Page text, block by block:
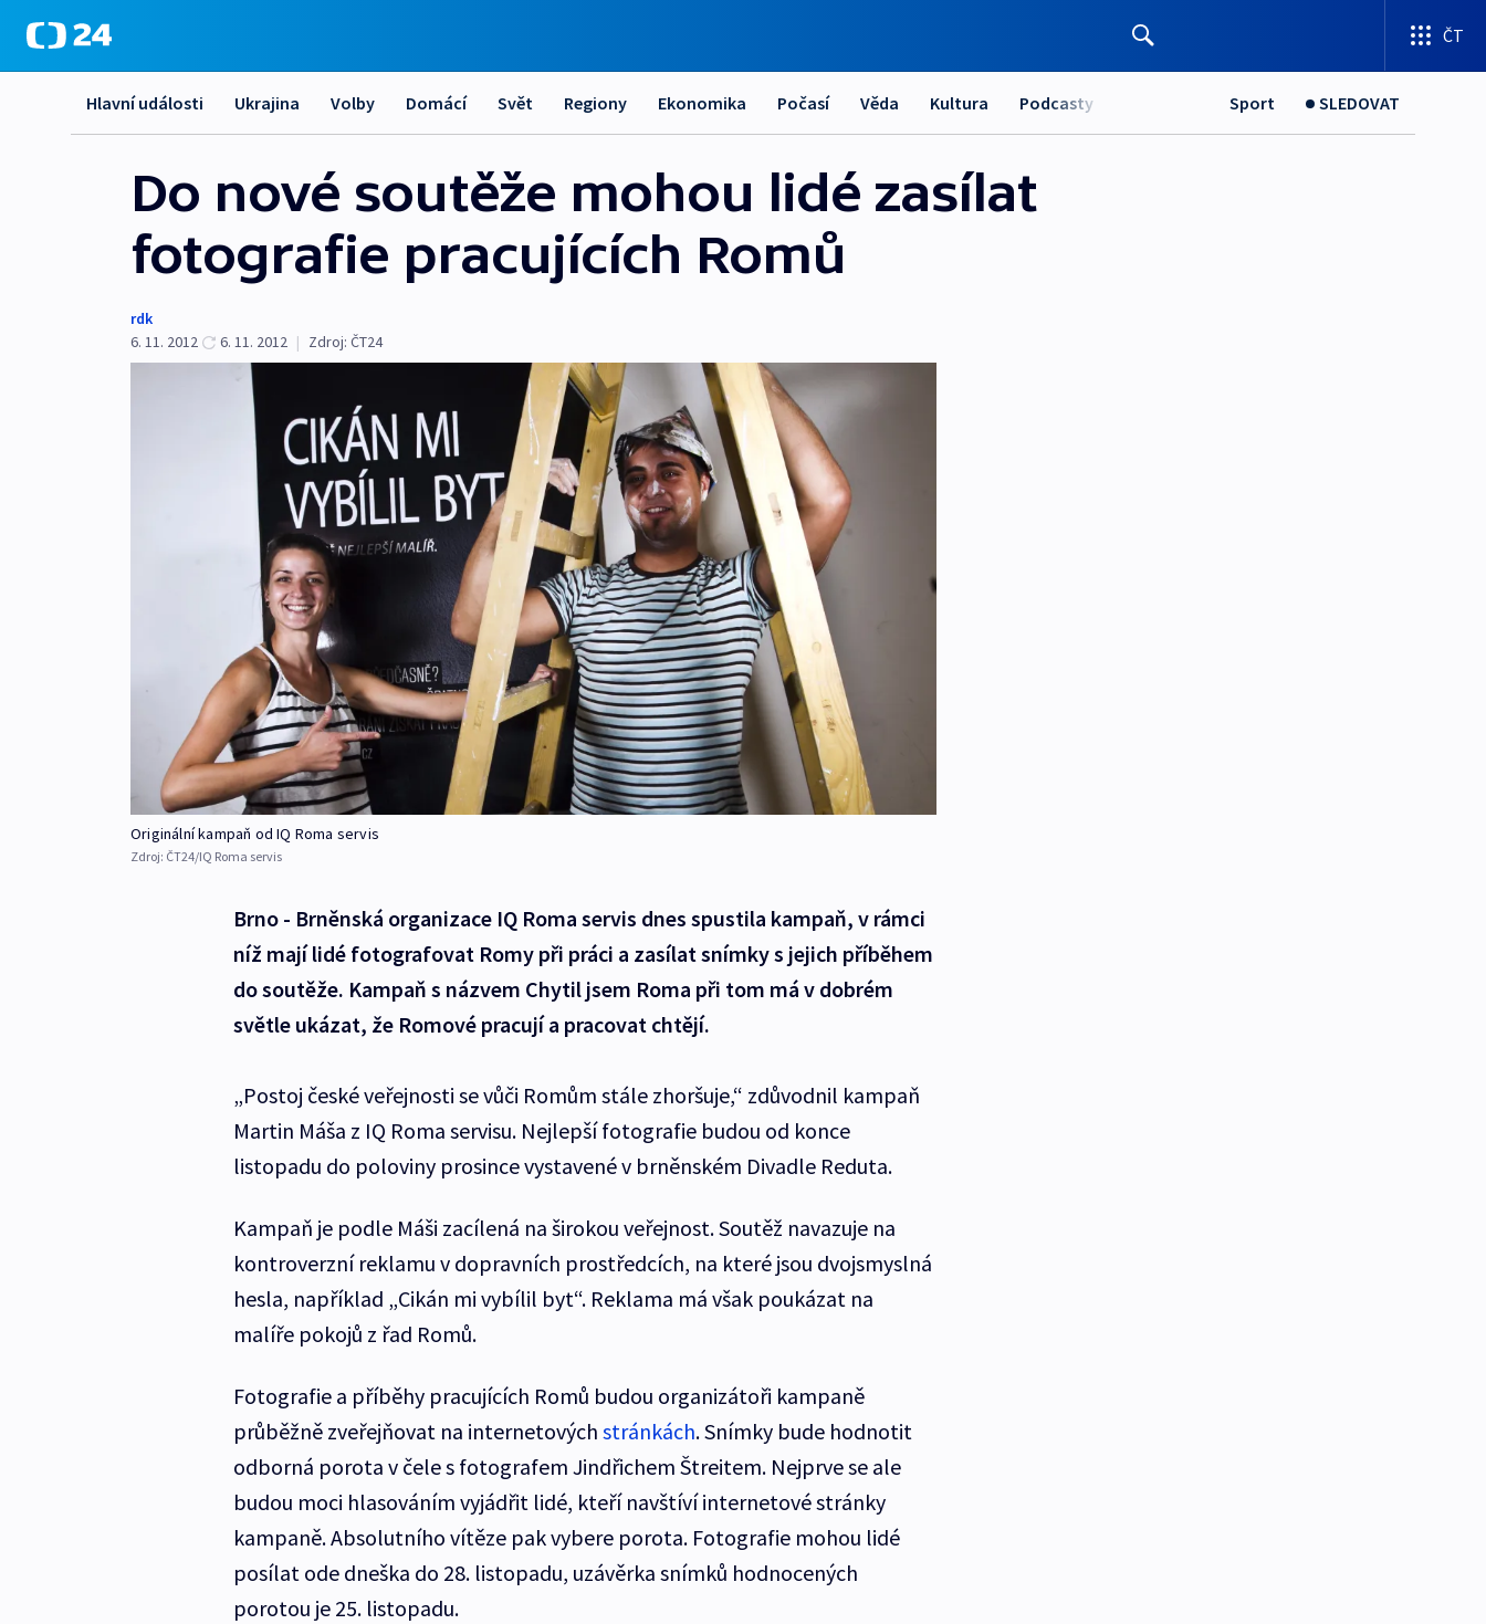
ČT
Hlavní události Ukrajina Volby Domácí Svět Regiony Ekonomika Počasí Věda Kultura Podcasty Sport SLEDOVAT
Do nové soutěže mohou lidé zasílat
fotografie pracujících Romů
rdk
6. 11. 2012
6. 11. 2012 | Zdroj: ČT24
Originální kampaň od IQ Roma servis
Zdroj: ČT24/IQ Roma servis
Brno - Brněnská organizace IQ Roma servis dnes spustila kampaň, v rámci
níž mají lidé fotografovat Romy při práci a zasílat snímky s jejich příběhem
do soutěže. Kampaň s názvem Chytil jsem Roma při tom má v dobrém
světle ukázat, že Romové pracují a pracovat chtějí.
„Postoj české veřejnosti se vůči Romům stále zhoršuje,“ zdůvodnil kampaň
Martin Máša z IQ Roma servisu. Nejlepší fotografie budou od konce
listopadu do poloviny prosince vystavené v brněnském Divadle Reduta.
Kampaň je podle Máši zacílená na širokou veřejnost. Soutěž navazuje na
kontroverzní reklamu v dopravních prostředcích, na které jsou dvojsmyslná
hesla, například „Cikán mi vybílil byt“. Reklama má však poukázat na
malíře pokojů z řad Romů.
Fotografie a příběhy pracujících Romů budou organizátoři kampaně
průběžně zveřejňovat na internetových stránkách. Snímky bude hodnotit
odborná porota v čele s fotografem Jindřichem Štreitem. Nejprve se ale
budou moci hlasováním vyjádřit lidé, kteří navštíví internetové stránky
kampaně. Absolutního vítěze pak vybere porota. Fotografie mohou lidé
posílat ode dneška do 28. listopadu, uzávěrka snímků hodnocených
porotou je 25. listopadu.